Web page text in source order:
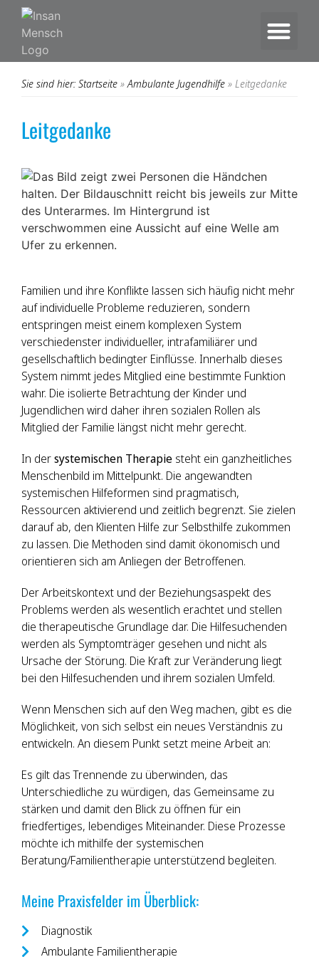
Sie sind hier: Startseite »Ambulante Jugendhilfe » Leitgedanke
Leitgedanke
Familien und ihre Konflikte lassen sich häufig nicht mehr
auf individuelle Probleme reduzieren, sondern
entspringen meist einem komplexen System
verschiedenster individueller, intrafamiliärer und
gesellschaftlich bedingter Einflüsse. Innerhalb dieses
System nimmt jedes Mitglied eine bestimmte Funktion
wahr. Die isolierte Betrachtung der Kinder und
Jugendlichen wird daher ihren sozialen Rollen als
Mitglied der Familie längst nicht mehr gerecht.
In dersystemischen Therapie steht ein ganzheitliches
Menschenbild im Mittelpunkt. Die angewandten
systemischen Hilfeformen sind pragmatisch,
Ressourcen aktivierend und zeitlich begrenzt. Sie zielen
darauf ab, den Klienten Hilfe zur Selbsthilfe zukommen
zu lassen. Die Methoden sind damit ökonomisch und
orientieren sich am Anliegen der Betroffenen.
Der Arbeitskontext und der Beziehungsaspekt des
Problems werden als wesentlich erachtet und stellen
die therapeutische Grundlage dar. Die Hilfesuchenden
werden als Symptomträger gesehen und nicht als
Ursache der Störung. Die Kraft zur Veränderung liegt
bei den Hilfesuchenden und ihrem sozialen Umfeld.
Wenn Menschen sich auf den Weg machen, gibt es die
Möglichkeit, von sich selbst ein neues Verständnis zu
entwickeln. An diesem Punkt setzt meine Arbeit an:
Es gilt das Trennende zu überwinden, das
Unterschiedliche zu würdigen, das Gemeinsame zu
stärken und damit den Blick zu öffnen für ein
friedfertiges, lebendiges Miteinander. Diese Prozesse
möchte ich mithilfe der systemischen
Beratung/Familientherapie unterstützend begleiten.
Meine Praxisfelder im Überblick:
Diagnostik
Ambulante Familientherapie